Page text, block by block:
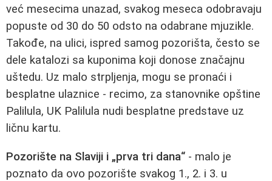
već mesecima unazad, svakog meseca odobravaju
popuste od 30 do 50 odsto na odabrane mjuzikle.
Takođe, na ulici, ispred samog pozorišta, često se
dele katalozi sa kuponima koji donose značajnu
uštedu. Uz malo strpljenja, mogu se pronaći i
besplatne ulaznice - recimo, za stanovnike opštine
Palilula, UK Palilula nudi besplatne predstave uz
ličnu kartu.
Pozorište na Slaviji i „prva tri dana“ - malo je
poznato da ovo pozorište svakog 1., 2. i 3. u